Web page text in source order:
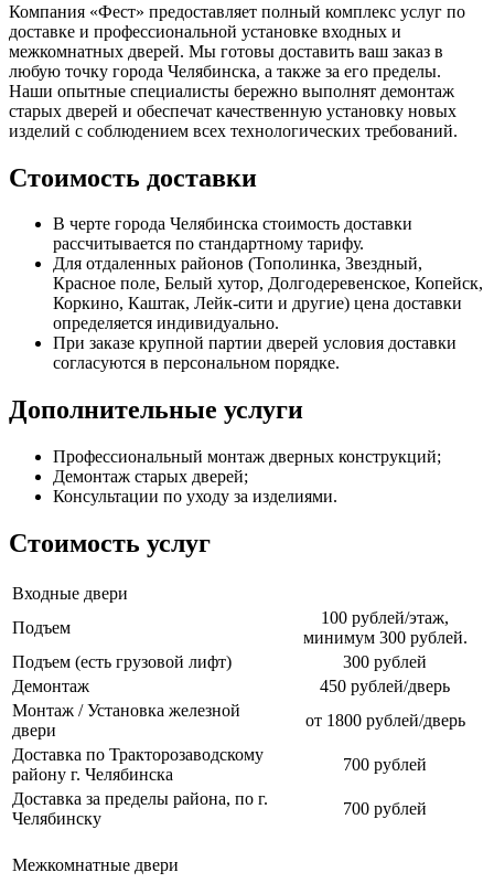
Компания «Фест» предоставляет полный комплекс услуг по
доставке и профессиональной установке входных и
межкомнатных дверей. Мы готовы доставить ваш заказ в
любую точку города Челябинска, а также за его пределы.
Наши опытные специалисты бережно выполнят демонтаж
старых дверей и обеспечат качественную установку новых
изделий с соблюдением всех технологических требований.
Стоимость доставки
В черте города Челябинска стоимость доставки
рассчитывается по стандартному тарифу.
Для отдаленных районов (Тополинка, Звездный,
Красное поле, Белый хутор, Долгодеревенское, Копейск,
Коркино, Каштак, Лейк-сити и другие) цена доставки
определяется индивидуально.
При заказе крупной партии дверей условия доставки
согласуются в персональном порядке.
Дополнительные услуги
Профессиональный монтаж дверных конструкций;
Демонтаж старых дверей;
Консультации по уходу за изделиями.
Стоимость услуг
Входные двери
Подъем
100 рублей/этаж,
минимум 300 рублей.
Подъем (есть грузовой лифт)
300 рублей
Демонтаж
450 рублей/дверь
Монтаж / Установка железной
двери
от 1800 рублей/дверь
Доставка по Тракторозаводскому
району г. Челябинска
700 рублей
Доставка за пределы района, по г.
Челябинску
700 рублей
Межкомнатные двери